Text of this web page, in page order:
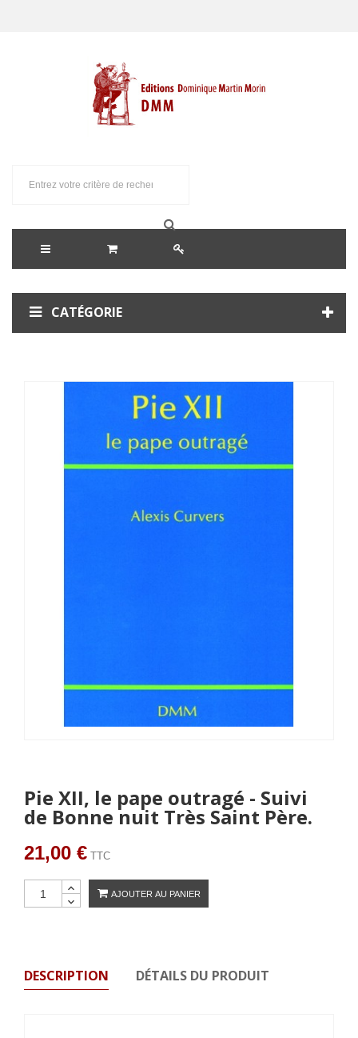
CATÉGORIE
Pie XII, le pape outragé - Suivi
de Bonne nuit Très Saint Père.
21,00 € TTC
AJOUTER AU PANIER
DESCRIPTION DÉTAILS DU PRODUIT